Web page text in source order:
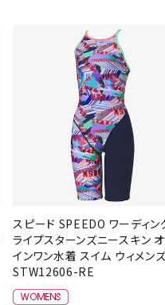
ウォーキング
メンズウォーキング
ウィメンズウォーキ
その他アクセサリー
スピード SPEEDO ワーディン
ライプスターンズニースキン
インワン水着 スイム ウィメン
STW12606-RE